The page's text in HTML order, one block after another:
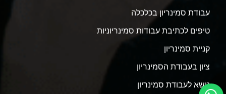
עבודת סמינריון בכלכלה
טיפים לכתיבת עבודות סמינריוניות
קניית סמינריון
ציון בעבודת הסמינריון
נושא לעבודת סמינריון